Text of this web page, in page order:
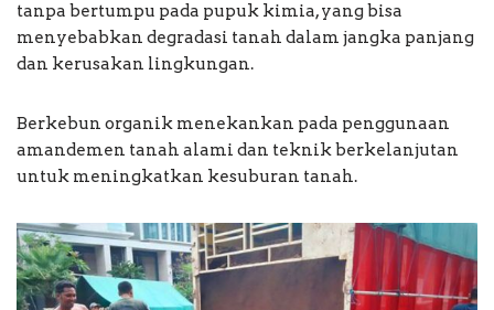
tanpa bertumpu pada pupuk kimia, yang bisa
menyebabkan degradasi tanah dalam jangka panjang
dan kerusakan lingkungan.
Berkebun organik menekankan pada penggunaan
amandemen tanah alami dan teknik berkelanjutan
untuk meningkatkan kesuburan tanah.